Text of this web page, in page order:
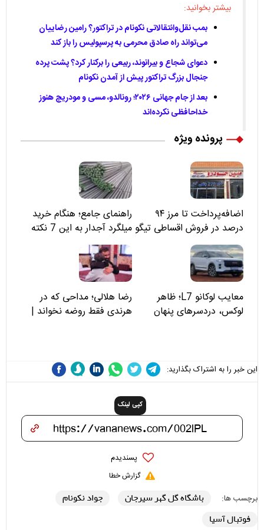
بیشتر بخوانید:
بمب نقل‌وانتقالاتی نکونام در تراکتور؟ رامین رضاییان
می‌تواند راه صادق محرمی به پرسپولیس را باز کند
دعوای شجاع و بیرانوند، ربیعی را برکنار کرد؟ پشت پرده
جنجال بزرگ تراکتور پیش از آمدن نکونام
بعد از جام جهانی ۲۰۲۶؛ رونالدو، مسی و مودریچ هنوز
خداحافظی نکرده‌اند
پرونده ویژه
اضافه‌پرداخت تا مرز ۹۴
درصد در فروش اقساطی تیگو
۸؛ مسئولان «مبین خودرو» را
نمی‌بینند؟
راهنمای جامع؛ هنگام خرید
میلگرد آجدار به این 7 نکته
توجه کنید
معایب لوکانو L7؛ ظاهر
لوکس، دردسرهای پنهان
رضا هلالی؛ مداحی که در
هرندی فقط روضه نخواند |
این خبر را به اشتراک بگذارید:
کپی لینک
پسندیدم
گزارش خطا
برچسب ها: باشگاه گل گهر سیرجان
جواد نکونام
فوتبال آسیا